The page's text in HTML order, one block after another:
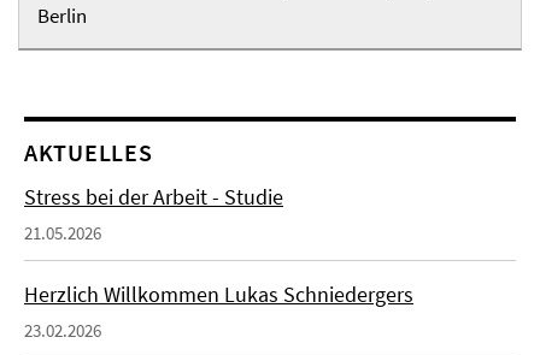
Berlin
AKTUELLES
Stress bei der Arbeit - Studie
21.05.2026
Herzlich Willkommen Lukas Schniedergers
23.02.2026